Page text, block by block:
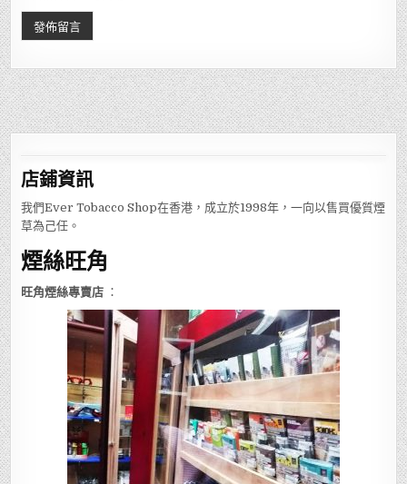
店鋪資訊
我們Ever Tobacco Shop在香港，成立於1998年，一向以售買優質煙
草為己任。
煙絲旺角
旺角煙絲專賣店 ：